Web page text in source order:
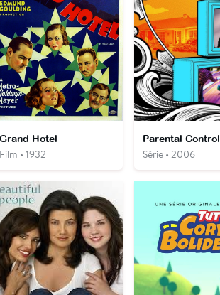
Hotel
• 1932
Parental Control
Série • 2006